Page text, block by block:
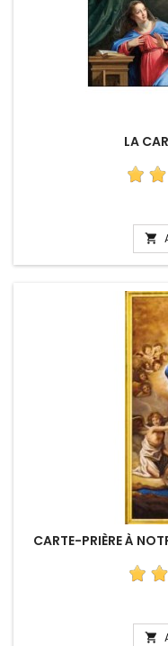
LA

CARTE-PRIÈRE À
